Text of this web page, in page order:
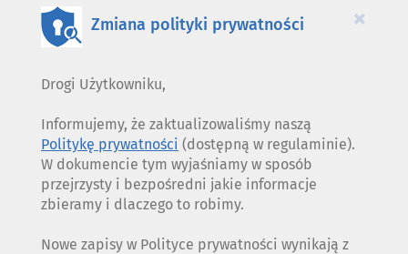
×
Zmiana polityki prywatności
Drogi Użytkowniku,
Informujemy, że zaktualizowaliśmy naszą
Politykę prywatności (dostępną w regulaminie).
W dokumencie tym wyjaśniamy w sposób
przejrzysty i bezpośredni jakie informacje
zbieramy i dlaczego to robimy.
Nowe zapisy w Polityce prywatności wynikają z